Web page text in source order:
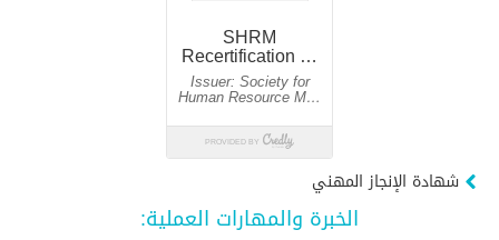
شهادة الإنجاز المهني
الخبرة والمهارات العملية: